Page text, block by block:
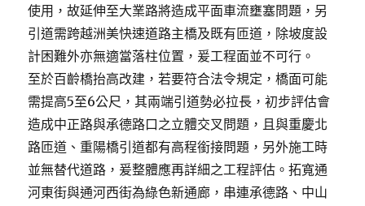
使用，故延伸至大業路將造成平面車流壅塞問題，另
引道需跨越洲美快速道路主橋及既有匝道，除坡度設
計困難外亦無適當落柱位置，爰工程面並不可行。
至於百齡橋抬高改建，若要符合法令規定，橋面可能
需提高5至6公尺，其兩端引道勢必拉長，初步評估會
造成中正路與承德路口之立體交叉問題，且與重慶北
路匝道、重陽橋引道都有高程銜接問題，另外施工時
並無替代道路，爰整體應再詳細之工程評估。拓寬通
河東街與通河西街為綠色新通廊，串連承德路、中山